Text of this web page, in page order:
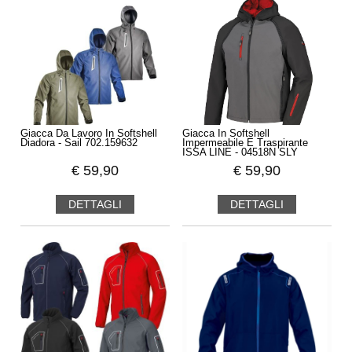
Giacca Da Lavoro In Softshell
Diadora - Sail 702.159632
€ 59,90
DETTAGLI
Giacca In Softshell
Impermeabile E Traspirante
ISSA LINE - 04518N SLY
€ 59,90
DETTAGLI